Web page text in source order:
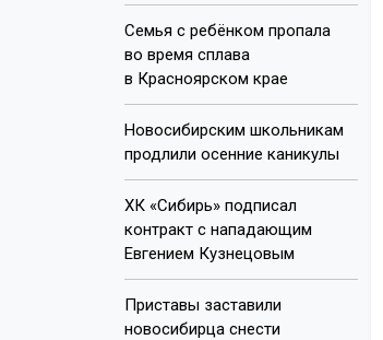
Семья с ребёнком пропала
во время сплава
в Красноярском крае
Новосибирским школьникам
продлили осенние каникулы
ХК «Сибирь» подписал
контракт с нападающим
Евгением Кузнецовым
Приставы заставили
новосибирца снести